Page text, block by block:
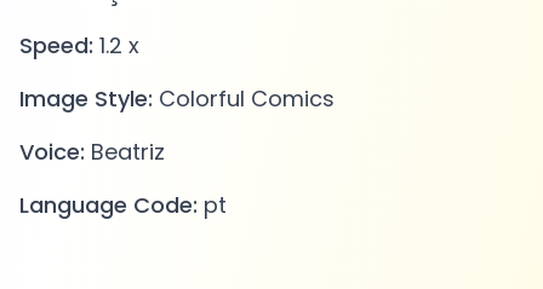
Speed: 1.2 x
Image Style: Colorful Comics
Voice: Beatriz
Language Code: pt